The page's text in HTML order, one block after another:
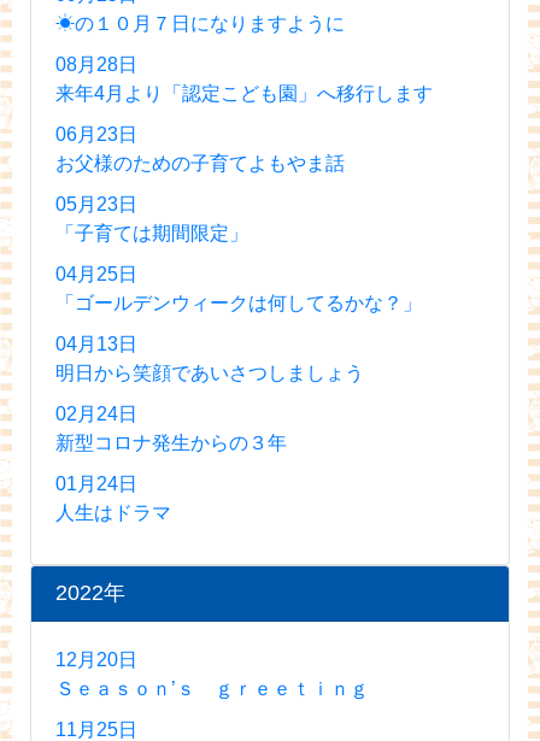
☀の１０月７日になりますように
08月28日
来年4月より「認定こども園」へ移行します
06月23日
お父様のための子育てよもやま話
05月23日
「子育ては期間限定」
04月25日
「ゴールデンウィークは何してるかな？」
04月13日
明日から笑顔であいさつしましょう
02月24日
新型コロナ発生からの３年
01月24日
人生はドラマ
2022年
12月20日
Ｓｅａｓｏｎ’ｓ ｇｒｅｅｔｉｎｇ
11月25日